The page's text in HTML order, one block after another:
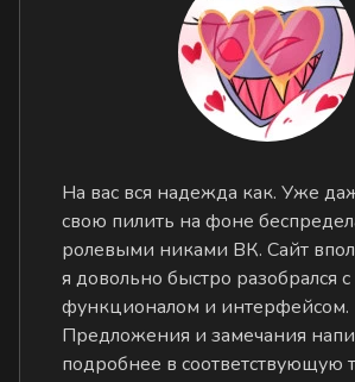
На вас вся надежда как. Уже
свою пилить на фоне
ролевыми никами ВК. Сайт
я довольно быстро разобрался с
функционалом и интерфейсом.
Предложения и замечания
подробнее в соответствующую